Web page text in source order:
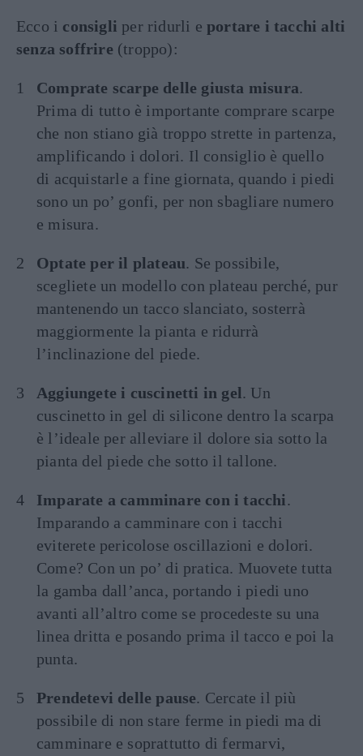
Ecco i consigli per ridurli eportare i tacchi alti
senza soffrire (troppo):
Comprate scarpe delle giusta misura.
Prima di tutto è importante comprare scarpe
che non stiano già troppo strette in partenza,
amplificando i dolori. Il consiglio è quello
di acquistarle a fine giornata, quando i piedi
sono un po’ gonfi, per non sbagliare numero
e misura.
Optate per il plateau. Se possibile,
scegliete un modello con plateau perché, pur
mantenendo un tacco slanciato, sosterrà
maggiormente la pianta e ridurrà
l’inclinazione del piede.
Aggiungete i cuscinetti in gel. Un
cuscinetto in gel di silicone dentro la scarpa
è l’ideale per alleviare il dolore sia sotto la
pianta del piede che sotto il tallone.
Imparate a camminare con i tacchi.
Imparando a camminare con i tacchi
eviterete pericolose oscillazioni e dolori.
Come? Con un po’ di pratica. Muovete tutta
la gamba dall’anca, portando i piedi uno
avanti all’altro come se procedeste su una
linea dritta e posando prima il tacco e poi la
punta.
Prendetevi delle pause. Cercate il più
possibile di non stare ferme in piedi ma di
camminare e soprattutto di fermarvi,